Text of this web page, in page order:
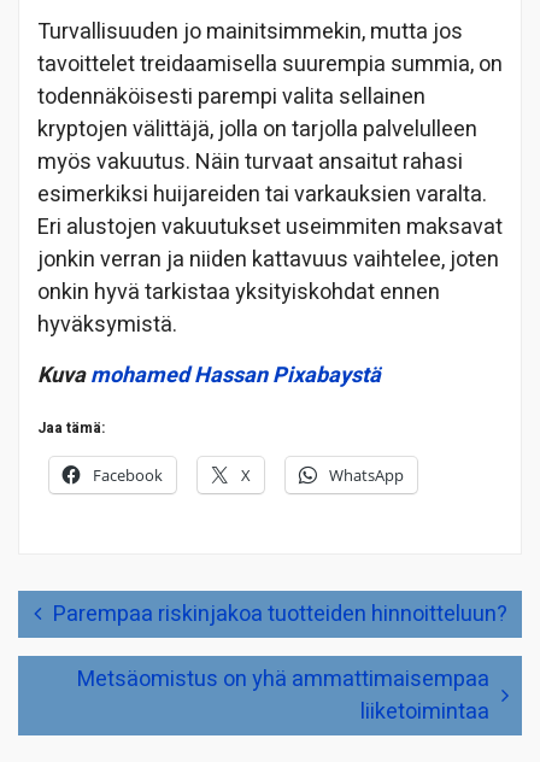
Turvallisuuden jo mainitsimmekin, mutta jos
tavoittelet treidaamisella suurempia summia, on
todennäköisesti parempi valita sellainen
kryptojen välittäjä, jolla on tarjolla palvelulleen
myös vakuutus. Näin turvaat ansaitut rahasi
esimerkiksi huijareiden tai varkauksien varalta.
Eri alustojen vakuutukset useimmiten maksavat
jonkin verran ja niiden kattavuus vaihtelee, joten
onkin hyvä tarkistaa yksityiskohdat ennen
hyväksymistä.
Kuvamohamed HassanPixabaystä
Jaa tämä:
Facebook X WhatsApp
Artikkelien
selausParempaa riskinjakoa tuotteiden hinnoitteluun?
Metsäomistus on yhä ammattimaisempaa
liiketoimintaa